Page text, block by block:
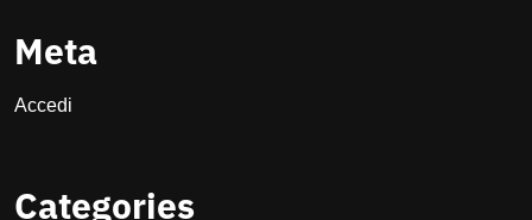
Meta
Accedi
Categories